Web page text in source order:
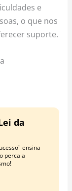
e
o que nos
suporte.
da
ensina
perca a